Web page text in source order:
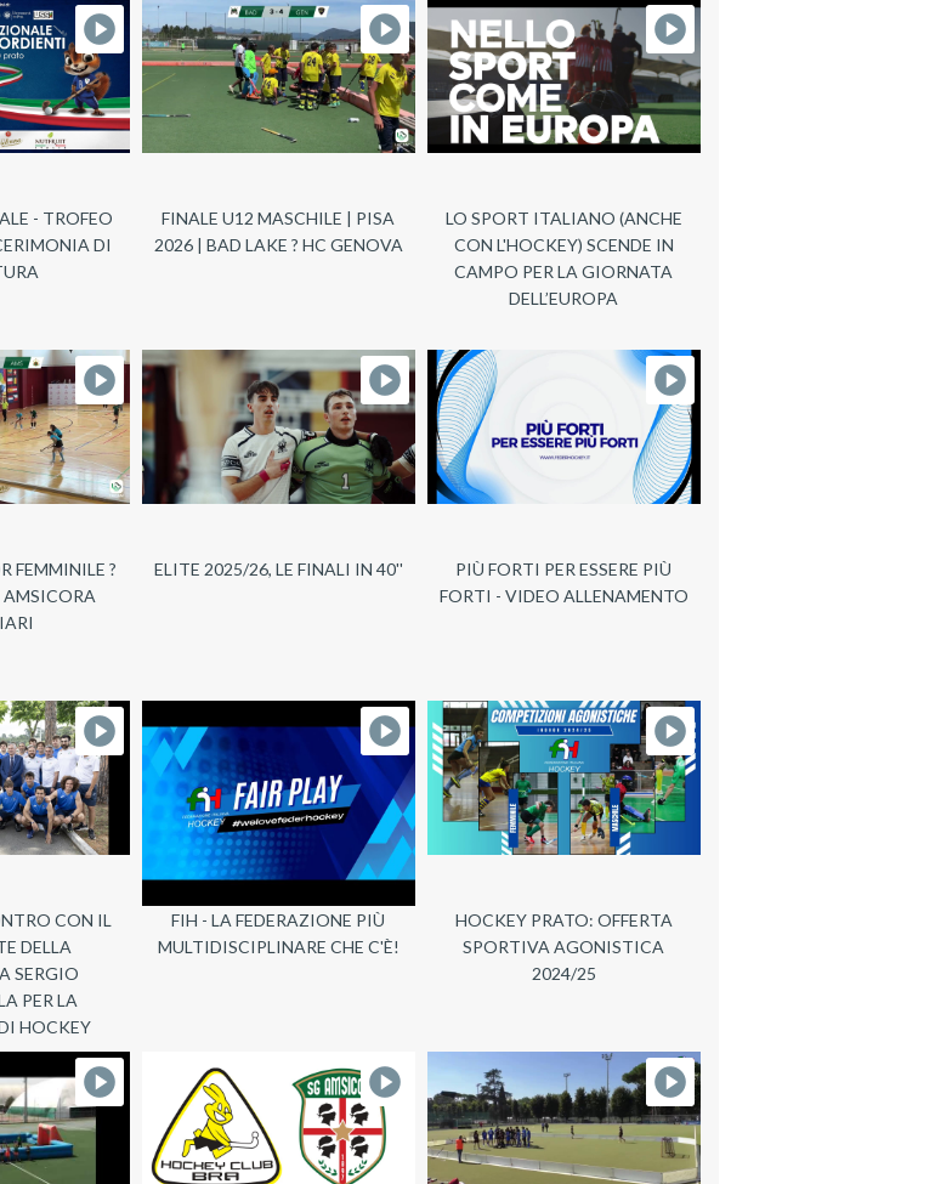
- TROFEO
DI
FINALE U12 MASCHILE | PISA
2026 | BAD LAKE ? HC GENOVA
LO SPORT ITALIANO (ANCHE
CON L'HOCKEY) SCENDE IN
CAMPO PER LA GIORNATA
DELL’EUROPA
FEMMINILE ?
AMSICORA
ELITE 2025/26, LE FINALI IN 40''
PIÙ FORTI PER ESSERE PIÙ
FORTI - VIDEO ALLENAMENTO
CON IL
DELLA
SERGIO
PER LA
HOCKEY
FIH - LA FEDERAZIONE PIÙ
MULTIDISCIPLINARE CHE C'È!
HOCKEY PRATO: OFFERTA
SPORTIVA AGONISTICA
2024/25